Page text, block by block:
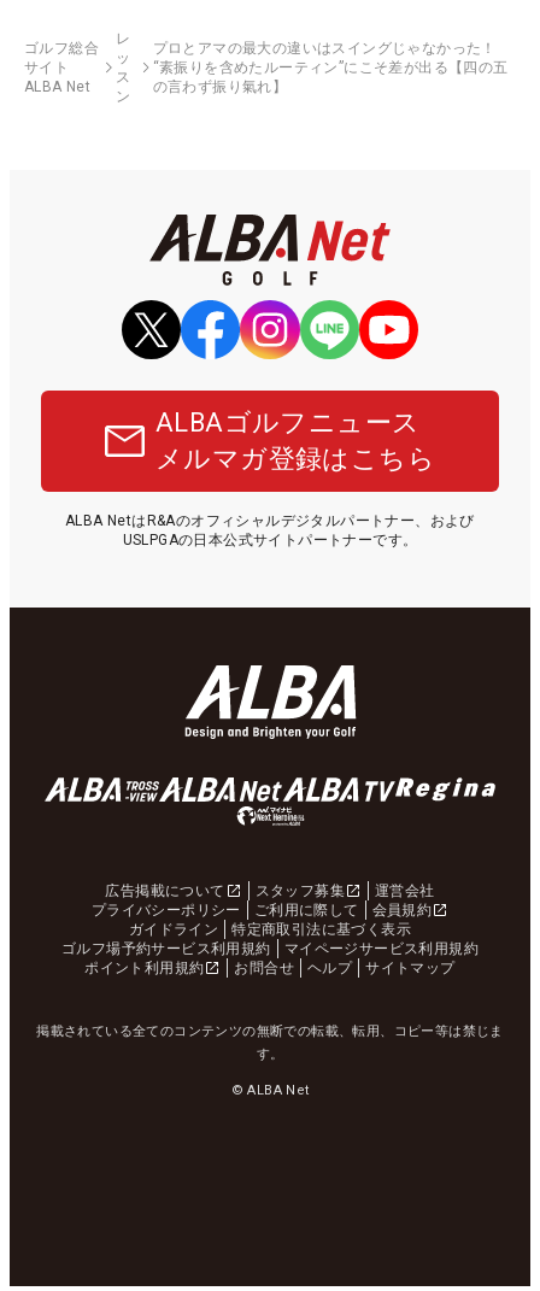
ゴルフ総合
サイト
ALBA Net
レ
ッ
ス
ン
プロとアマの最大の違いはスイングじゃなかった！
“素振りを含めたルーティン”にこそ差が出る【四の五
の言わず振り氣れ】
ALBAゴルフニュース
メルマガ登録はこちら
ALBA NetはR&Aのオフィシャルデジタルパートナー、および
USLPGAの日本公式サイトパートナーです。
広告掲載について スタッフ募集
運営会社
プライバシーポリシー
ご利用に際して
会員規約
ガイドライン
特定商取引法に基づく表示
ゴルフ場予約サービス利用規約
マイページサービス利用規約
ポイント利用規約
お問合せ ヘルプ サイトマップ
掲載されている全てのコンテンツの無断での転載、転用、コピー等は禁じま
す。
© ALBA Net